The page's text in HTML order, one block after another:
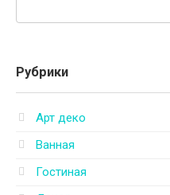
Рубрики
Арт деко
Ванная
Гостиная